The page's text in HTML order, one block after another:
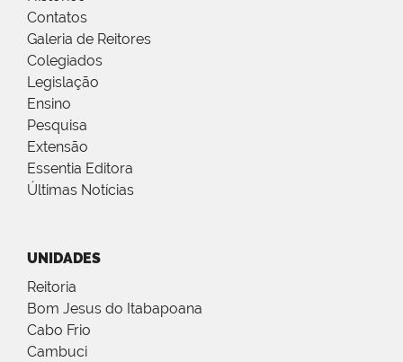
Contatos
Galeria de Reitores
Colegiados
Legislação
Ensino
Pesquisa
Extensão
Essentia Editora
Últimas Notícias
UNIDADES
Reitoria
Bom Jesus do Itabapoana
Cabo Frio
Cambuci